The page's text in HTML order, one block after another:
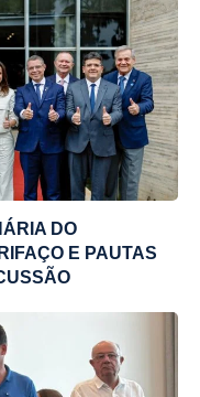
DO
E PAUTAS